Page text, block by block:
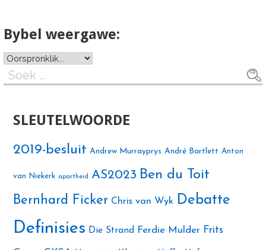
Bybel weergawe:
Soek
na:
SLEUTELWOORDE
2019-besluit Andrew Murrayprys André Bartlett Anton
van Niekerk apartheid AS2023 Ben du Toit
Bernhard Ficker Chris van Wyk Debatte
Definisies Die Strand Ferdie Mulder Frits